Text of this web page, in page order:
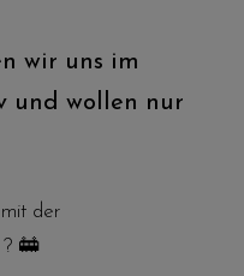
wir uns im
und wollen nur
der
🚋